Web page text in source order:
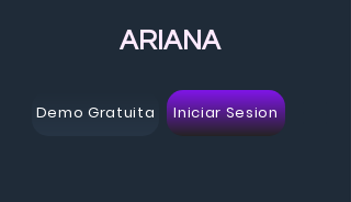
Demo Gratuita Iniciar Sesion
ARIANA